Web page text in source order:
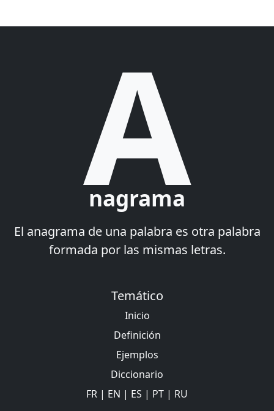
A
nagrama
El anagrama de una palabra es otra palabra
formada por las mismas letras.
Temático
Inicio
Definición
Ejemplos
Diccionario
FR | EN | ES | PT | RU